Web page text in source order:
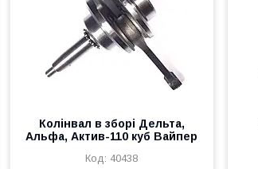
Колінвал в зборі Дельта,
Альфа, Актив-110 куб Вайпер
40438